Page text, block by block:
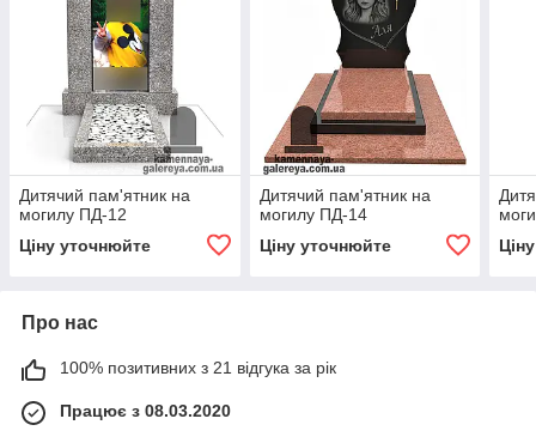
Дитячий пам'ятник на
могилу ПД-12
Ціну уточнюйте
Дитячий пам'ятник на
могилу ПД-14
Ціну уточнюйте
Про нас
100% позитивних з 21 відгука за рік
Працює з 08.03.2020